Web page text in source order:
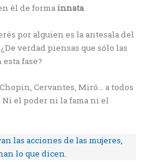
él de formainnata.
por alguien es la antesala del
verdad piensas que sólo las
fase?
Cervantes, Miró… a todos
Ni el poder ni la fama ni el
las acciones de las mujeres,
lo que dicen.